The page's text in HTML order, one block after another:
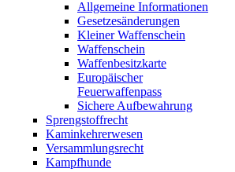
Allgemeine Informationen
Gesetzesänderungen
Kleiner Waffenschein
Waffenschein
Waffenbesitzkarte
Europäischer
Feuerwaffenpass
Sichere Aufbewahrung
Sprengstoffrecht
Kaminkehrerwesen
Versammlungsrecht
Kampfhunde